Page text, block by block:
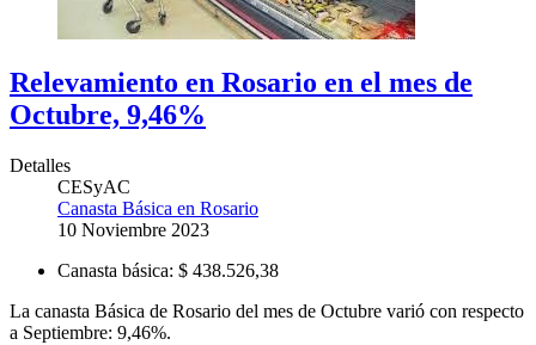
Relevamiento en Rosario en el mes de
Octubre, 9,46%
Detalles
CESyAC
Canasta Básica en Rosario
10 Noviembre 2023
Canasta básica: $ 438.526,38
La canasta Básica de Rosario del mes de Octubre varió con respecto
a Septiembre: 9,46%.